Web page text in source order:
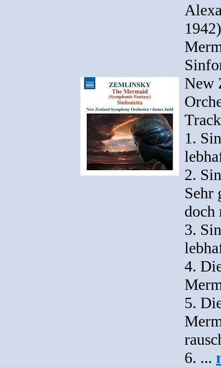
New
1.
2.
Sehr
doch
3.
4.
5.
6. ...